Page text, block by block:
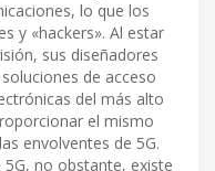
lo que los
y «hackers». Al estar
sus diseñadores
de acceso
del más alto
el mismo
envolventes de 5G.
no obstante, existe